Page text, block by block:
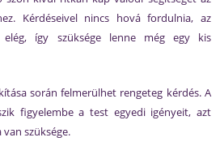
Kérdéseivel nincs hová fordulnia, az
így szüksége lenne még egy kis
során felmerülhet rengeteg kérdés. A
figyelembe a test egyedi igényeit, azt
szüksége.